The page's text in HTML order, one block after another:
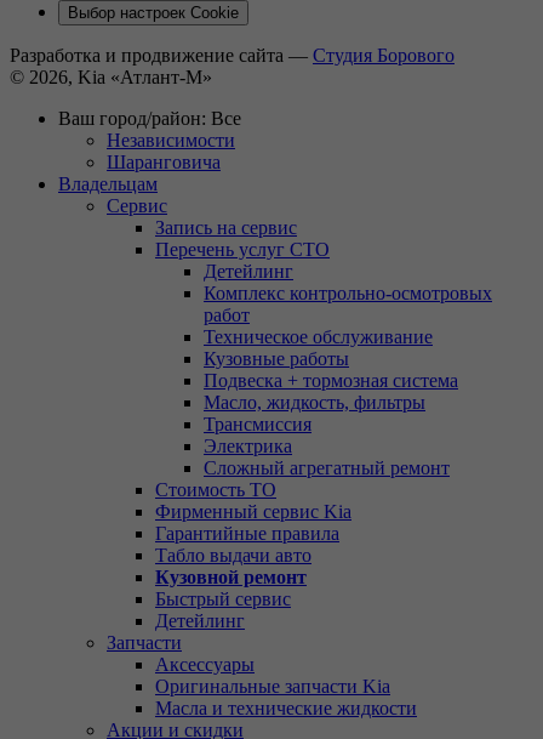
Выбор настроек Cookie
Разработка и продвижение сайта — Студия Борового
© 2026, Kia «Атлант-М»
Ваш город/район: Все
Независимости
Шаранговича
Владельцам
Сервис
Запись на сервис
Перечень услуг СТО
Детейлинг
Комплекс контрольно-осмотровых
работ
Техническое обслуживание
Кузовные работы
Подвеска + тормозная система
Масло, жидкость, фильтры
Трансмиссия
Электрика
Сложный агрегатный ремонт
Стоимость ТО
Фирменный сервис Kia
Гарантийные правила
Табло выдачи авто
Кузовной ремонт
Быстрый сервис
Детейлинг
Запчасти
Аксессуары
Оригинальные запчасти Kia
Масла и технические жидкости
Акции и скидки